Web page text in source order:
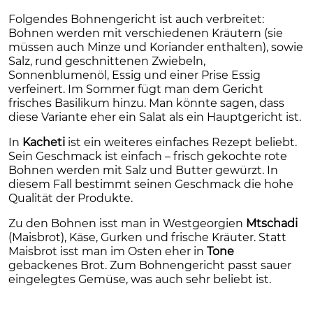
Folgendes Bohnengericht ist auch verbreitet:
Bohnen werden mit verschiedenen Kräutern (sie
müssen auch Minze und Koriander enthalten), sowie
Salz, rund geschnittenen Zwiebeln,
Sonnenblumenöl, Essig und einer Prise Essig
verfeinert. Im Sommer fügt man dem Gericht
frisches Basilikum hinzu. Man könnte sagen, dass
diese Variante eher ein Salat als ein Hauptgericht ist.
In Kacheti ist ein weiteres einfaches Rezept beliebt.
Sein Geschmack ist einfach – frisch gekochte rote
Bohnen werden mit Salz und Butter gewürzt. In
diesem Fall bestimmt seinen Geschmack die hohe
Qualität der Produkte.
Zu den Bohnen isst man in Westgeorgien Mtschadi
(Maisbrot), Käse, Gurken und frische Kräuter. Statt
Maisbrot isst man im Osten eher in Tone
gebackenes Brot. Zum Bohnengericht passt sauer
eingelegtes Gemüse, was auch sehr beliebt ist.